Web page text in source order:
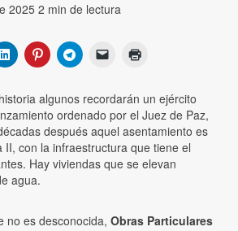
2025 2 min de lectura
algunos recordarán un ejército
ordenado por el Juez de Paz,
después aquel asentamiento es
II, con la infraestructura que tiene el
Hay viviendas que se elevan
agua.
no es desconocida, Obras Particulares